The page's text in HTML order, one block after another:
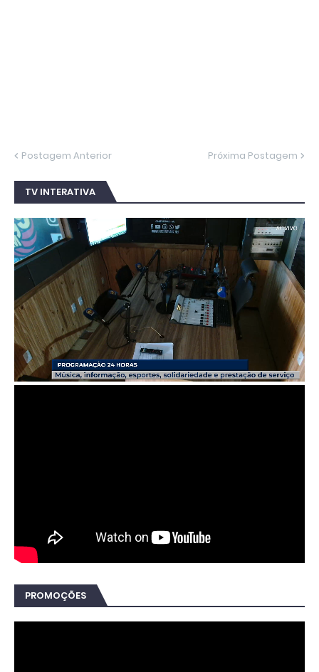
Postagem Anterior Próxima Postagem
TV INTERATIVA
PROMOÇÕES